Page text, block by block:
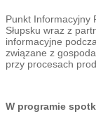
Punkt Informacyjny
Słupsku wraz z
informacyjne
związane z
przy procesach
W programie